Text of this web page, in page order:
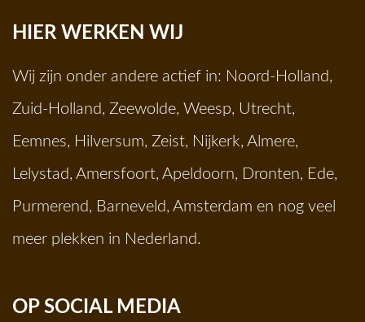
HIER WERKEN WIJ
Wij zijn onder andere actief in: Noord-Holland,
Zuid-Holland, Zeewolde, Weesp, Utrecht,
Eemnes, Hilversum, Zeist, Nijkerk, Almere,
Lelystad, Amersfoort, Apeldoorn, Dronten, Ede,
Purmerend, Barneveld, Amsterdam en nog veel
meer plekken in Nederland.
OP SOCIAL MEDIA